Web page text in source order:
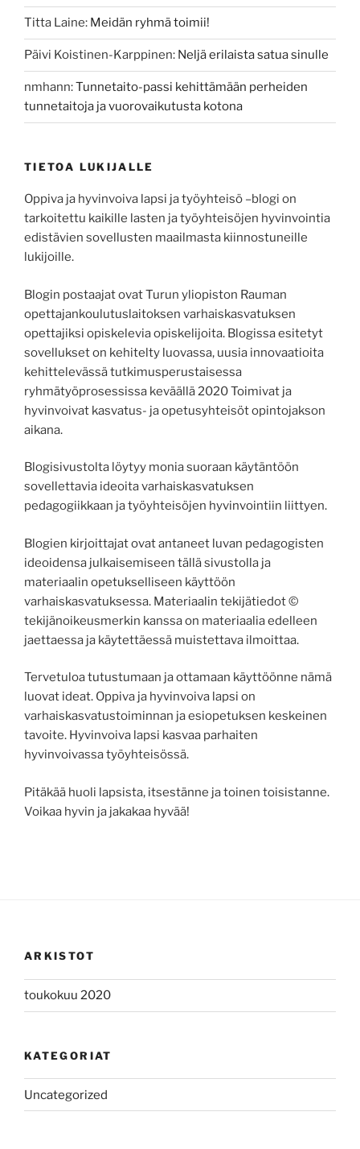
Titta Laine: Meidän ryhmä toimii!
Päivi Koistinen-Karppinen: Neljä erilaista satua sinulle
nmhann:Tunnetaito-passi kehittämään perheiden
tunnetaitoja ja vuorovaikutusta kotona
TIETOA LUKIJALLE
Oppiva ja hyvinvoiva lapsi ja työyhteisö –blogi on
tarkoitettu kaikille lasten ja työyhteisöjen hyvinvointia
edistävien sovellusten maailmasta kiinnostuneille
lukijoille.
Blogin postaajat ovat Turun yliopiston Rauman
opettajankoulutuslaitoksen varhaiskasvatuksen
opettajiksi opiskelevia opiskelijoita. Blogissa esitetyt
sovellukset on kehitelty luovassa, uusia innovaatioita
kehittelevässä tutkimusperustaisessa
ryhmätyöprosessissa keväällä 2020 Toimivat ja
hyvinvoivat kasvatus- ja opetusyhteisöt opintojakson
aikana.
Blogisivustolta löytyy monia suoraan käytäntöön
sovellettavia ideoita varhaiskasvatuksen
pedagogiikkaan ja työyhteisöjen hyvinvointiin liittyen.
Blogien kirjoittajat ovat antaneet luvan pedagogisten
ideoidensa julkaisemiseen tällä sivustolla ja
materiaalin opetukselliseen käyttöön
varhaiskasvatuksessa. Materiaalin tekijätiedot ©
tekijänoikeusmerkin kanssa on materiaalia edelleen
jaettaessa ja käytettäessä muistettava ilmoittaa.
Tervetuloa tutustumaan ja ottamaan käyttöönne nämä
luovat ideat. Oppiva ja hyvinvoiva lapsi on
varhaiskasvatustoiminnan ja esiopetuksen keskeinen
tavoite. Hyvinvoiva lapsi kasvaa parhaiten
hyvinvoivassa työyhteisössä.
Pitäkää huoli lapsista, itsestänne ja toinen toisistanne.
Voikaa hyvin ja jakakaa hyvää!
ARKISTOT
toukokuu 2020
KATEGORIAT
Uncategorized